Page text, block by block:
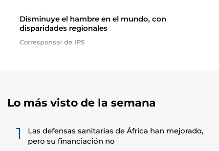
Disminuye el hambre en el mundo, con
disparidades regionales
Corresponsal de IPS
Lo más visto de la semana
1
Las defensas sanitarias de África han mejorado,
pero su financiación no